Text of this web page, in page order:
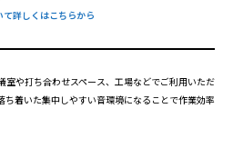
詳しくはこちらから
室や打ち合わせスペース、工場などでご利用いただ
ち着いた集中しやすい音環境になることで作業効率